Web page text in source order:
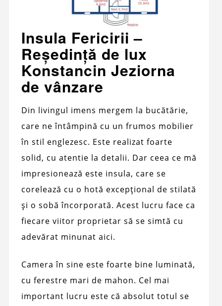
Insula Fericirii –
Reședință de lux
Konstancin Jeziorna
de vânzare
Din livingul imens mergem la bucătărie,
care ne întâmpină cu un frumos mobilier
în stil englezesc. Este realizat foarte
solid, cu atentie la detalii. Dar ceea ce mă
impresionează este insula, care se
corelează cu o hotă excepțional de stilată
și o sobă încorporată. Acest lucru face ca
fiecare viitor proprietar să se simtă cu
adevărat minunat aici.
Camera în sine este foarte bine luminată,
cu ferestre mari de mahon. Cel mai
important lucru este că absolut totul se